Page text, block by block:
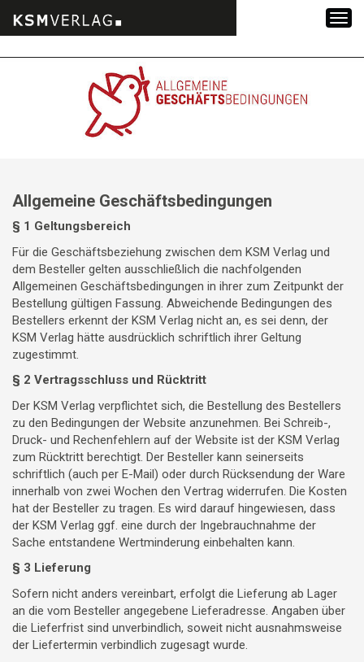
Allgemeine Geschäftsbedingungen
§ 1 Geltungsbereich
Für die Geschäftsbeziehung zwischen dem KSM Verlag und
dem Besteller gelten ausschließlich die nachfolgenden
Allgemeinen Geschäftsbedingungen in ihrer zum Zeitpunkt der
Bestellung gültigen Fassung. Abweichende Bedingungen des
Bestellers erkennt der KSM Verlag nicht an, es sei denn, der
KSM Verlag hätte ausdrücklich schriftlich ihrer Geltung
zugestimmt.
§ 2 Vertragsschluss und Rücktritt
Der KSM Verlag verpflichtet sich, die Bestellung des Bestellers
zu den Bedingungen der Website anzunehmen. Bei Schreib-,
Druck- und Rechenfehlern auf der Website ist der KSM Verlag
zum Rücktritt berechtigt. Der Besteller kann seinerseits
schriftlich (auch per E-Mail) oder durch Rücksendung der Ware
innerhalb von zwei Wochen den Vertrag widerrufen. Die Kosten
hat der Besteller zu tragen. Es wird darauf hingewiesen, dass
der KSM Verlag ggf. eine durch der Ingebrauchnahme der
Sache entstandene Wertminderung einbehalten kann.
§ 3 Lieferung
Sofern nicht anders vereinbart, erfolgt die Lieferung ab Lager
an die vom Besteller angegebene Lieferadresse. Angaben über
die Lieferfrist sind unverbindlich, soweit nicht ausnahmsweise
der Liefertermin verbindlich zugesagt wurde.